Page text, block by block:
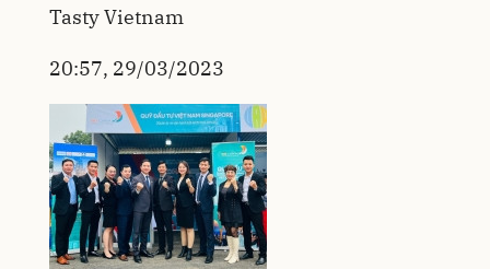
Tasty Vietnam
20:57, 29/03/2023